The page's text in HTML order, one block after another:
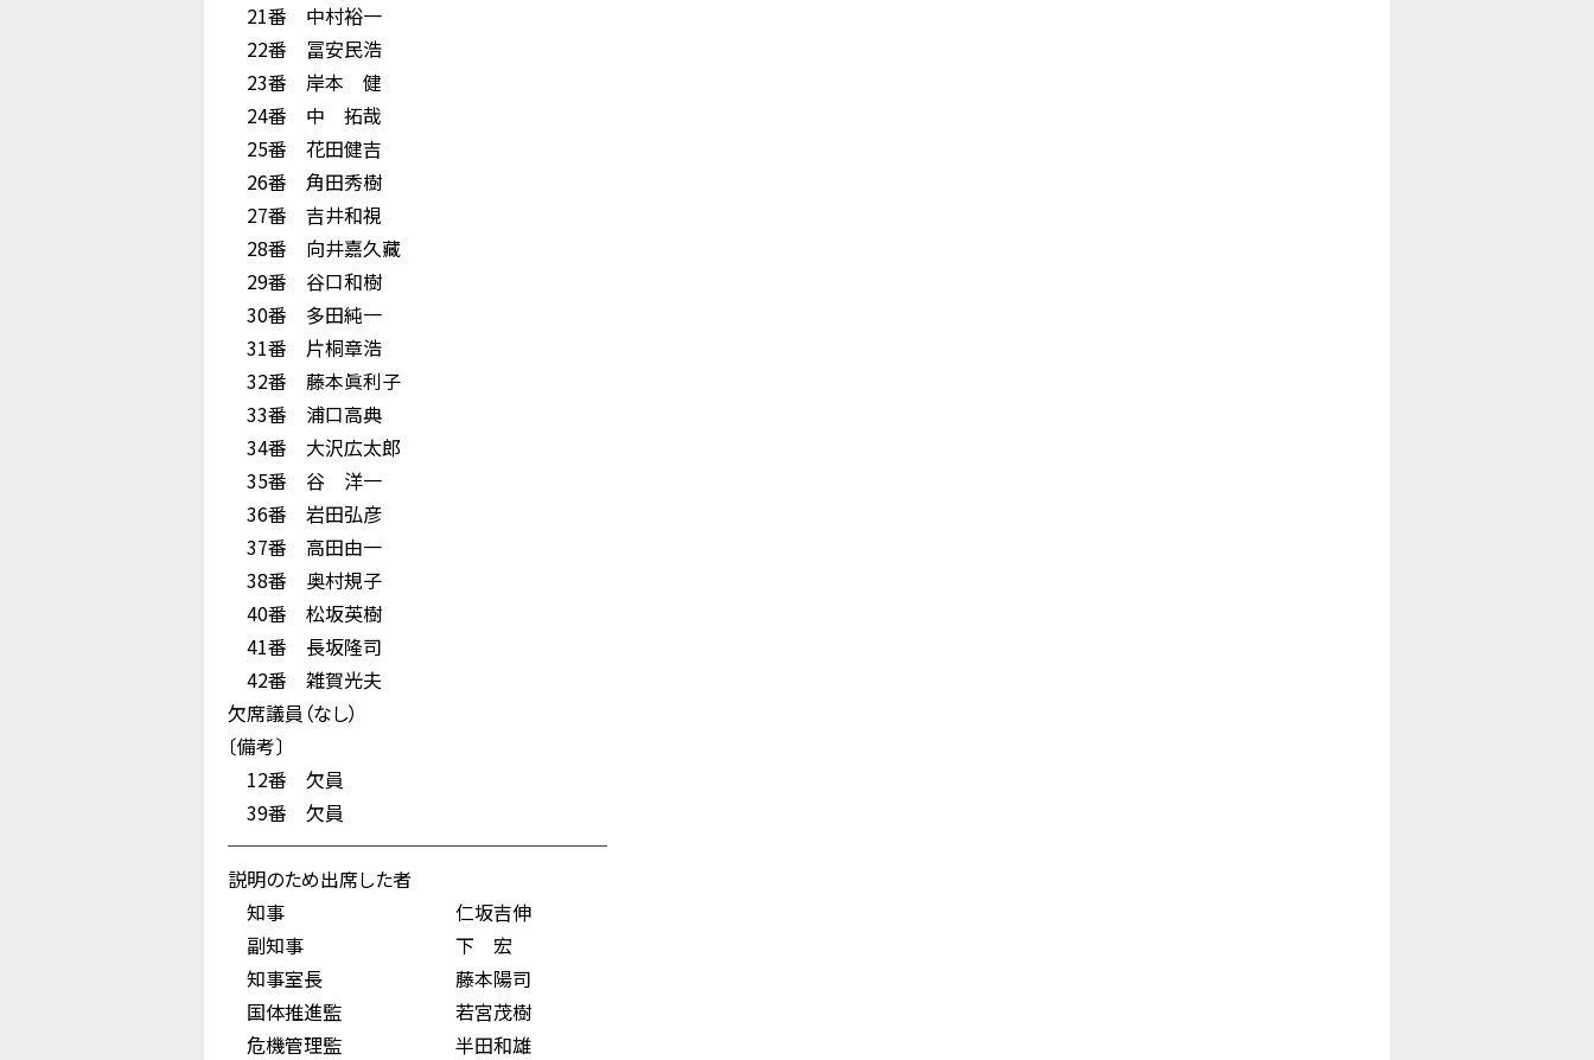
21番 中村裕一
22番 冨安民浩
23番 岸本 健
24番 中 拓哉
25番 花田健吉
26番 角田秀樹
27番 吉井和視
28番 向井嘉久藏
29番 谷口和樹
30番 多田純一
31番 片桐章浩
32番 藤本眞利子
33番 浦口高典
34番 大沢広太郎
35番 谷 洋一
36番 岩田弘彦
37番 高田由一
38番 奥村規子
40番 松坂英樹
41番 長坂隆司
42番 雑賀光夫
欠席議員（なし）
〔備考〕
12番 欠員
39番 欠員
────────────────────
説明のため出席した者
知事 仁坂吉伸
副知事 下 宏
知事室長 藤本陽司
国体推進監 若宮茂樹
危機管理監 半田和雄